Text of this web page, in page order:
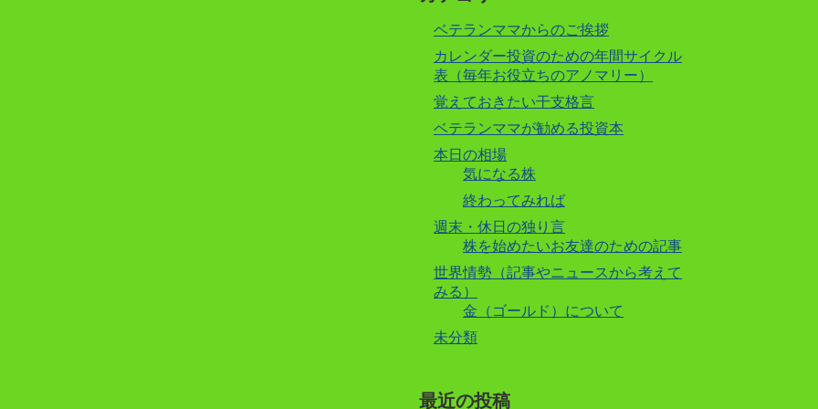
ベテランママからのご挨拶
カレンダー投資のための年間サイクル
表（毎年お役立ちのアノマリー）
覚えておきたい干支格言
ベテランママが勧める投資本
本日の相場
気になる株
終わってみれば
週末・休日の独り言
株を始めたいお友達のための記事
世界情勢（記事やニュースから考えて
みる）
金（ゴールド）について
未分類
最近の投稿